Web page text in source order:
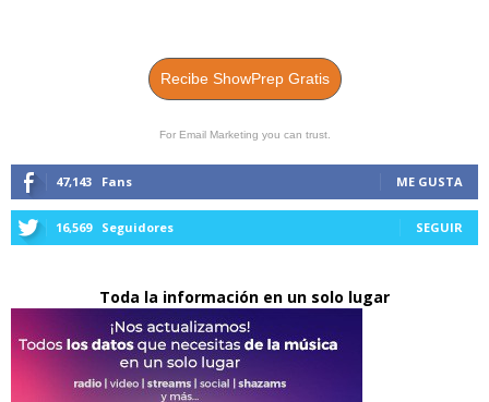
Recibe ShowPrep Gratis
For Email Marketing you can trust.
47,143 Fans ME GUSTA
16,569 Seguidores SEGUIR
Toda la información en un solo lugar